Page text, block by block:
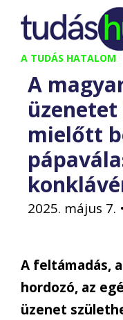
Kilépés
tartalomba
A TUDÁS HATALOM
A
mielőtt
2025. május 7. •
A feltámadás,
hordozó, az
üzenet